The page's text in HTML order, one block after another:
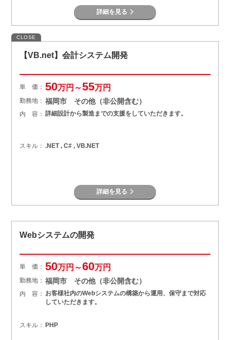
詳細を見る
CLOSE
【VB.net】会計システム開発
単 価： 50万円～55万円
勤務地： 福岡市 その他（非公開含む）
内 容： 詳細設計から製造までの支援をしていただきます。
スキル： .NET , C# , VB.NET
詳細を見る
Webシステムの開発
単 価： 50万円～60万円
勤務地： 福岡市 その他（非公開含む）
内 容： お客様社内のWebシステムの構築から運用、保守まで対応
していただきます。
スキル： PHP